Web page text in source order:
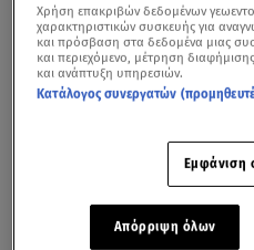
Χρήση επακριβών δεδομένων
χαρακτηριστικών συσκευής για
και πρόσβαση στα δεδομένα μιας
και περιεχόμενο, μέτρηση
και ανάπτυξη υπηρεσιών.
Κατάλογος συνεργατών
Εμφάνιση
Απόρριψη όλων